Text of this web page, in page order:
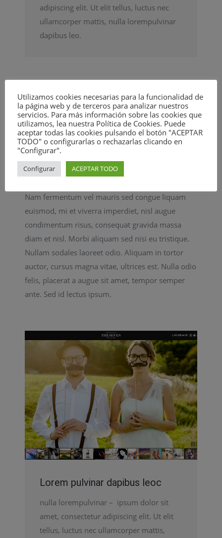
adipiscing elit. Ut elit tellus, luctus nec
ullamcorper mattis, nulla lorempulvinar
dapibus leo.
Nulla odio felis placerat a
augue
Elinc bibendum, elit vel lacinia hendrerit, ante
nulla rhoncus arcu, egestas sollicitudin massa
massa id diam. Mauris id ipsum at odio convallis
mollis sed eu velit. Vivamus vitae velit sem.
Nam fermentum vel mauris sed congue liquam
euismod, mi et viverra imperdiet, nisl augue
condimentum risus, consequat gravida massa
diam et nisl. Morbi aliquam sed nisi eu tristique.
Nullam sodales laoreet odio. Aliquam in tortor
auctor, cursus magna vitae, ultrices est. Nulla odio
felis, placerat a augue sit amet, tempor semper
ante. Sed id lectus ipsum.
Lorem pulvinar dapibus leoc
nulla lorempulvinar – ipsum dolor sit
amet, consectetur adipiscing elit. Ut elit
tellus, luctus nec ullamcorper mattis,
Utilizamos cookies necesarias para la funcionalidad de
la página web y de terceros para analizar nuestros
servicios. Para más información sobre las cookies que
utilizamos, lea nuestra Política de Cookies. Puede
aceptar todas las cookies pulsando el botón "ACEPTAR
TODO" o configurarlas o rechazarlas clicando en
"Configurar".
Configurar ACEPTAR TODO